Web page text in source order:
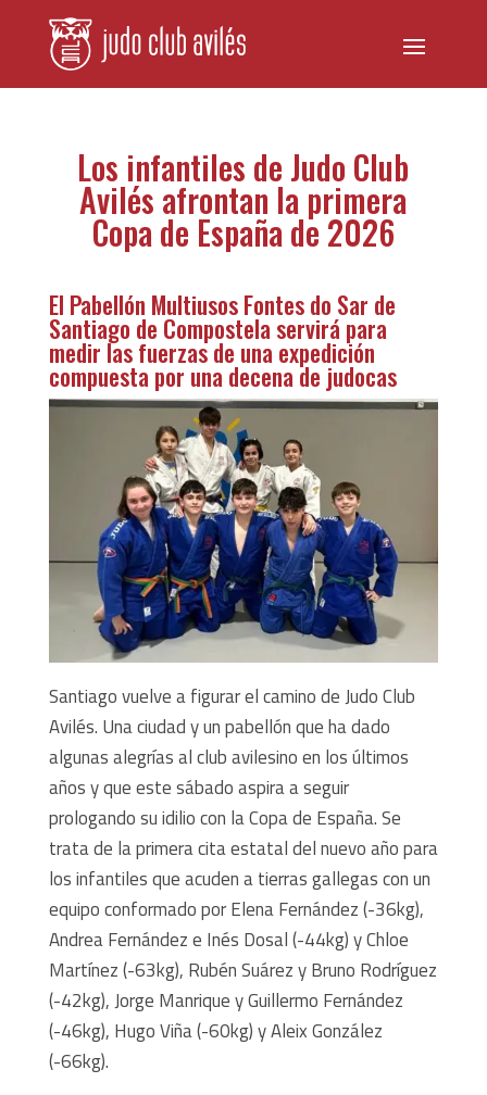
Los infantiles de Judo Club
Avilés afrontan la primera
Copa de España de 2026
El Pabellón Multiusos Fontes do Sar de
Santiago de Compostela servirá para
medir las fuerzas de una expedición
compuesta por una decena de judocas
Santiago vuelve a figurar el camino de Judo Club
Avilés. Una ciudad y un pabellón que ha dado
algunas alegrías al club avilesino en los últimos
años y que este sábado aspira a seguir
prologando su idilio con la Copa de España. Se
trata de la primera cita estatal del nuevo año para
los infantiles que acuden a tierras gallegas con un
equipo conformado por Elena Fernández (-36kg),
Andrea Fernández e Inés Dosal (-44kg) y Chloe
Martínez (-63kg), Rubén Suárez y Bruno Rodríguez
(-42kg), Jorge Manrique y Guillermo Fernández
(-46kg), Hugo Viña (-60kg) y Aleix González
(-66kg).